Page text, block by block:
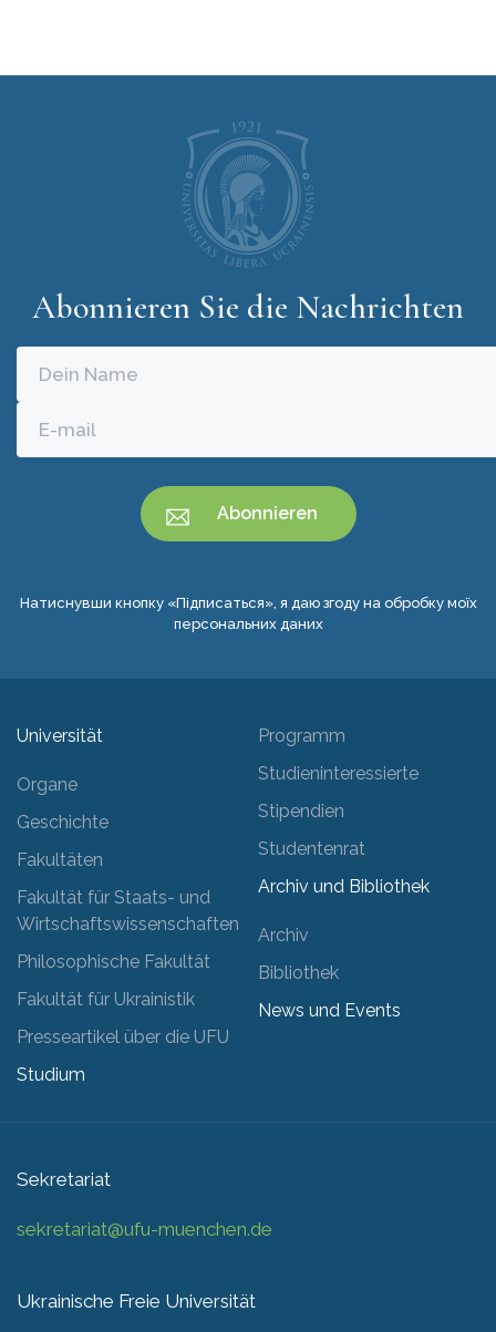
Abonnieren Sie die Nachrichten
Натиснувши кнопку «Підписаться», я даю згоду на обробку моїх
персональних даних
Universität
Organe
Geschichte
Fakultäten
Fakultät für Staats- und
Wirtschaftswissenschaften
Philosophische Fakultät
Fakultät für Ukrainistik
Presseartikel über die UFU
Studium
Programm
Studieninteressierte
Stipendien
Studentenrat
Archiv und Bibliothek
Archiv
Bibliothek
News und Events
Sekretariat
sekretariat@ufu-muenchen.de
Ukrainische Freie Universität